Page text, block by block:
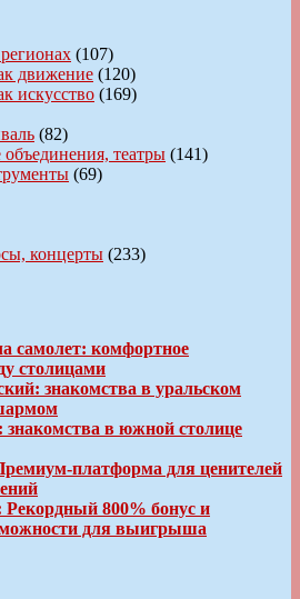
(107)
движение (120)
искусство (169)
(82)
театры (141)
(69)
концерты (233)
самолет: комфортное
столицами
знакомства в уральском
знакомства в южной столице
платформа для ценителей
800% бонус и
для выигрыша